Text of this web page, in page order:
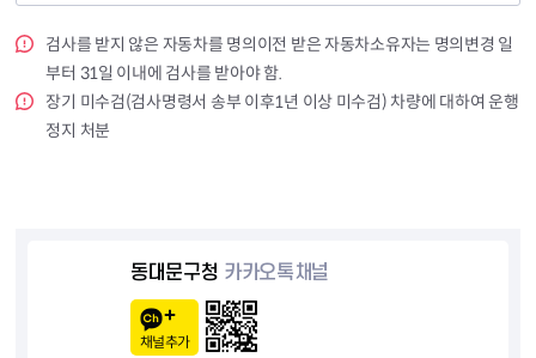
검사를 받지 않은 자동차를 명의이전 받은 자동차소유자는 명의변경 일
부터 31일 이내에 검사를 받아야 함.
장기 미수검(검사명령서 송부 이후1년 이상 미수검) 차량에 대하여 운행
정지 처분
동대문구청 카카오톡채널
채널추가